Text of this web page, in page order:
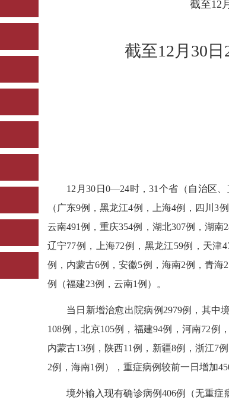
截至12
截至12月30
12月30日0—24时，31个省（自治区、
（广东9例，黑龙江4例，上海4例，四川3
云南491例，重庆354例，湖北307例，湖南
辽宁77例，上海72例，黑龙江59例，天津
例，内蒙古6例，安徽5例，海南2例，青
例（福建23例，云南1例）。
当日新增治愈出院病例 2979例，其中
108例，北京105例，福建94例，河南72例
内蒙古13例，陕西11例，新疆8例，浙江7
2例，海南1例），重症病例较前一日增加
境外输入现有确诊病例406例（无重症